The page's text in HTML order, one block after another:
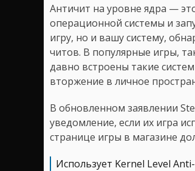
Античит на уровне ядра —
операционной системы и
игру, но и вашу систему,
читов. В популярные игры,
давно встроены такие
вторжение в личное
В обновленном заявлении
уведомление, если их игра
странице игры в магазине
Использует Kernel Level